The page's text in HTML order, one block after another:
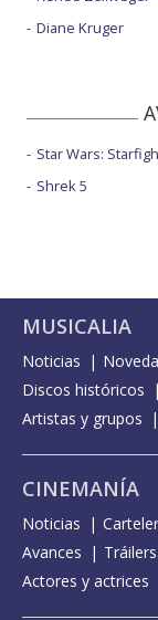
Diane Kruger
Star Wars:
Shrek 5
MUSICALIA
Noticias
Discos históricos
Artistas y grupos
CINEMANÍA
Noticias
Avances
Tráilers
Actores y actrices